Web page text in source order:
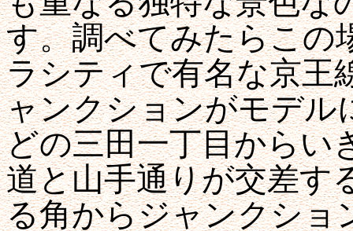
す。調べてみたらこの
ラシティで有名な京王
ャンクションがモデル
どの三田一丁目からい
道と山手通りが交差す
る角からジャンクショ